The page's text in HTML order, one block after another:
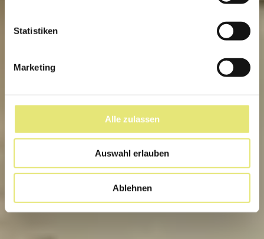
Statistiken
Marketing
Alle zulassen
Auswahl erlauben
Ablehnen